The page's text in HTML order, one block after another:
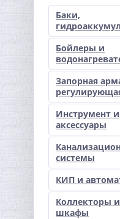
Баки,
Бойлеры и
Запорная
Инструмент и
аксессуары
системы
КИП и
Коллекторы и
шкафы